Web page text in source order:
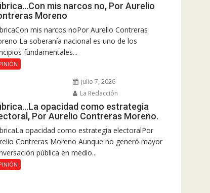
mis narcos no, Por Aurelio
Moreno
mis narcos noPor Aurelio Contreras
La soberanía nacional es uno de los
fundamentales...
julio 7, 2026
La Redacción
opacidad como estrategia
Por Aurelio Contreras Moreno.
opacidad como estrategia electoralPor
Contreras Moreno Aunque no generó mayor
pública en medio...